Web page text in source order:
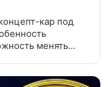
кар под
менять